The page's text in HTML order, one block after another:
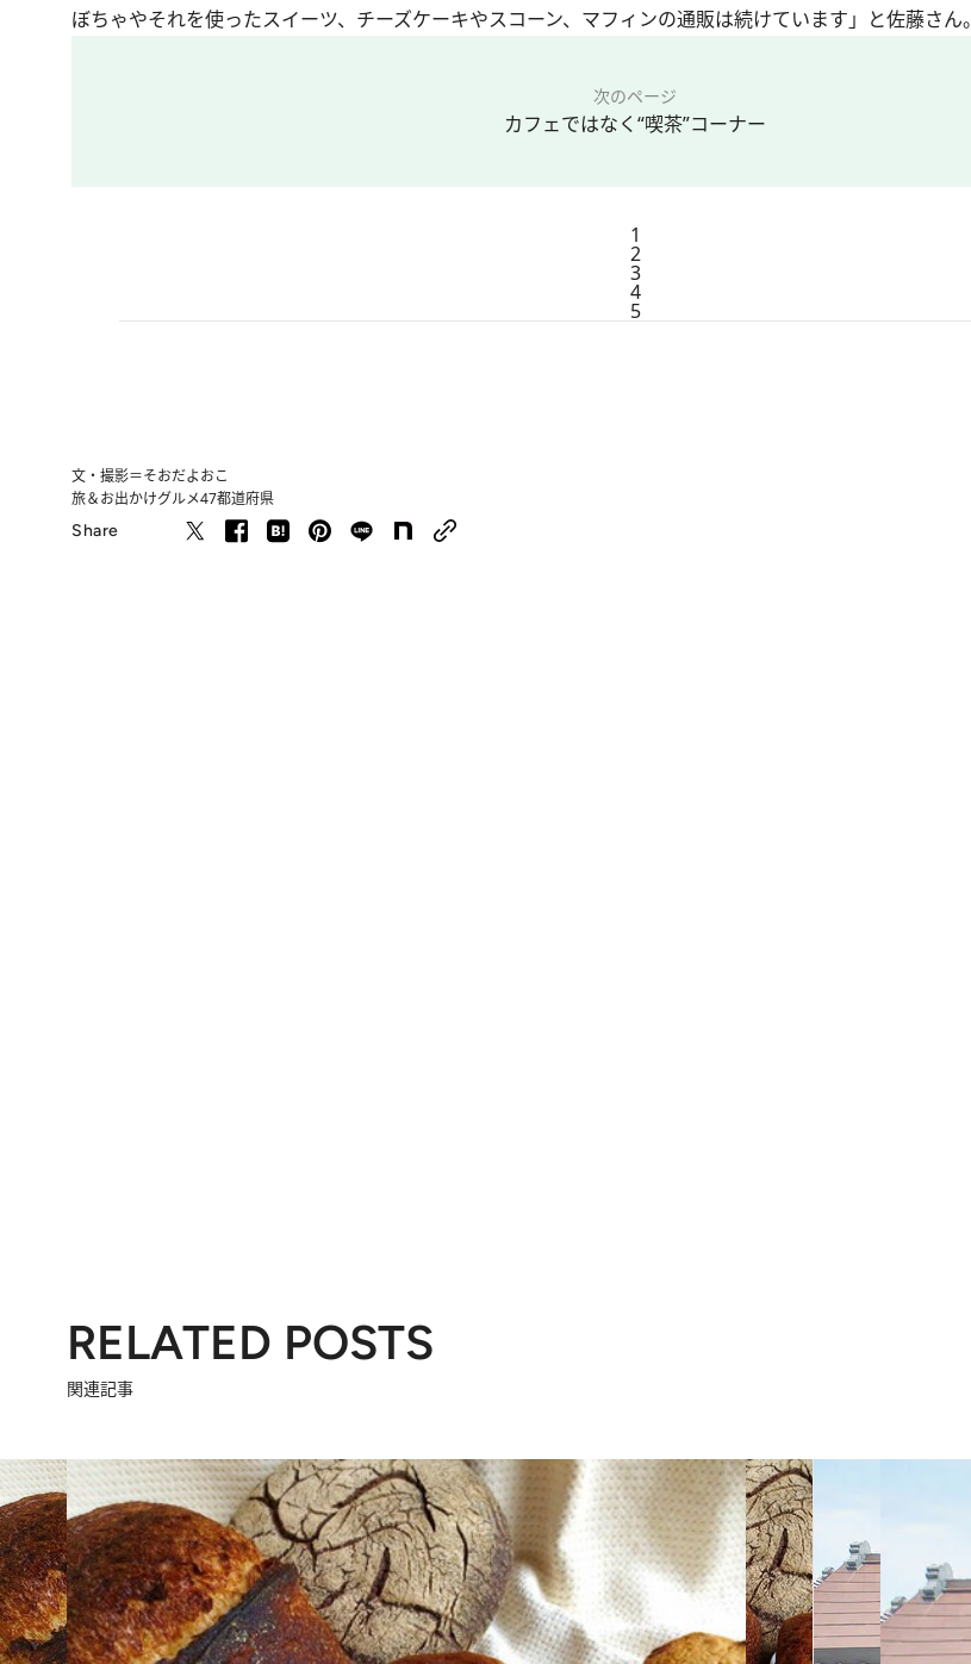
ぼちゃやそれを使ったスイーツ、チーズケーキやスコーン、マフィンの通販は続けています」と佐藤さん。
次のページ
カフェではなく“喫茶”コーナー
1
2
3
4
5
文・撮影＝そおだよおこ
旅＆お出かけグルメ47都道府県
Share
RELATED POSTS
関連記事